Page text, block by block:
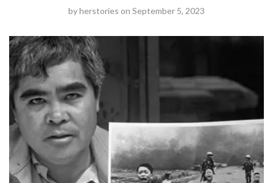
byherstories on September 5, 2023